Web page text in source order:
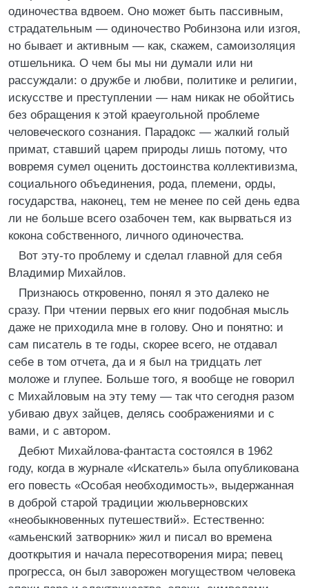
одиночества вдвоем. Оно может быть пассивным,
страдательным — одиночество Робинзона или изгоя,
но бывает и активным — как, скажем, самоизоляция
отшельника. О чем бы мы ни думали или ни
рассуждали: о дружбе и любви, политике и религии,
искусстве и преступлении — нам никак не обойтись
без обращения к этой краеугольной проблеме
человеческого сознания. Парадокс — жалкий голый
примат, ставший царем природы лишь потому, что
вовремя сумел оценить достоинства коллективизма,
социального объединения, рода, племени, орды,
государства, наконец, тем не менее по сей день едва
ли не больше всего озабочен тем, как вырваться из
кокона собственного, личного одиночества.
Вот эту-то проблему и сделал главной для себя
Владимир Михайлов.
Признаюсь откровенно, понял я это далеко не
сразу. При чтении первых его книг подобная мысль
даже не приходила мне в голову. Оно и понятно: и
сам писатель в те годы, скорее всего, не отдавал
себе в том отчета, да и я был на тридцать лет
моложе и глупее. Больше того, я вообще не говорил
с Михайловым на эту тему — так что сегодня разом
убиваю двух зайцев, делясь соображениями и с
вами, и с автором.
Дебют Михайлова-фантаста состоялся в 1962
году, когда в журнале «Искатель» была опубликована
его повесть «Особая необходимость», выдержанная
в доброй старой традиции жюльверновских
«необыкновенных путешествий». Естественно:
«амьенский затворник» жил и писал во времена
дооткрытия и начала пересотворения мира; певец
прогресса, он был заворожен могуществом человека